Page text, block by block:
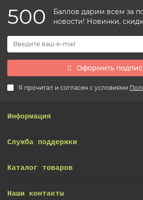
500
Баллов дарим всем за
новости! Новинки,
Оформить
Я прочитал и согласен с условиями
Информация
Служба поддержки
Каталог товаров
Наши контакты